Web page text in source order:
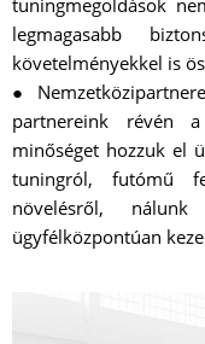
legmagasabb
követelményekkel is
●
partnereink révén
minőséget hozzuk el
tuningról, futómű
növelésről,
ügyfélközpontúan